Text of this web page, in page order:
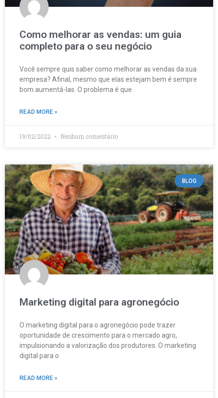
Como melhorar as vendas: um guia
completo para o seu negócio
Você sempre quis saber como melhorar as vendas da sua
empresa? Afinal, mesmo que elas estejam bem é sempre
bom aumentá-las. O problema é que
READ MORE »
19/02/2022 Nenhum comentário
BLOG
Marketing digital para agronegócio
O marketing digital para o agronegócio pode trazer
oportunidade de crescimento para o mercado agro,
impulsionando a valorização dos produtores. O marketing
digital para o
READ MORE »